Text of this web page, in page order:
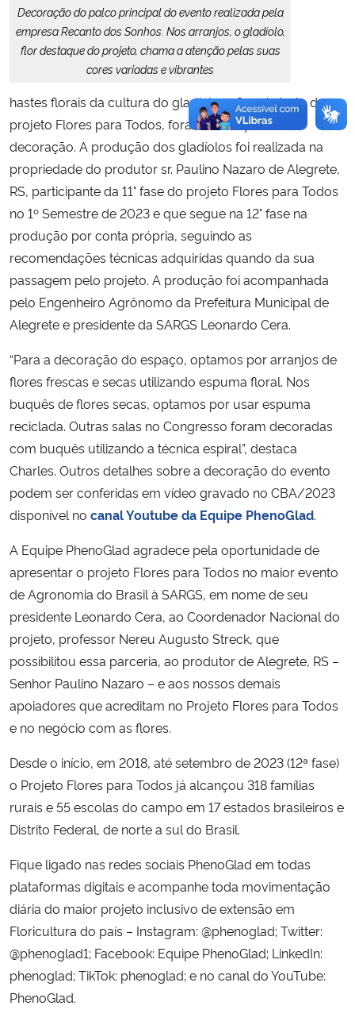
Decoração do palco principal do evento realizada pela
empresa Recanto dos Sonhos. Nos arranjos, o gladíolo,
flor destaque do projeto, chama a atenção pelas suas
cores variadas e vibrantes
hastes florais da cultura do gladíolo, a flor símbolo do
projeto Flores para Todos, foram destaque na
decoração. A produção dos gladíolos foi realizada na
propriedade do produtor sr. Paulino Nazaro de Alegrete,
RS, participante da 11° fase do projeto Flores para Todos
no 1º Semestre de 2023 e que segue na 12° fase na
produção por conta própria, seguindo as
recomendações técnicas adquiridas quando da sua
passagem pelo projeto. A produção foi acompanhada
pelo Engenheiro Agrônomo da Prefeitura Municipal de
Alegrete e presidente da SARGS Leonardo Cera.
“Para a decoração do espaço, optamos por arranjos de
flores frescas e secas utilizando espuma floral. Nos
buquês de flores secas, optamos por usar espuma
reciclada. Outras salas no Congresso foram decoradas
com buquês utilizando a técnica espiral”, destaca
Charles. Outros detalhes sobre a decoração do evento
podem ser conferidas em vídeo gravado no CBA/2023
disponível no canal Youtube da Equipe PhenoGlad.
A Equipe PhenoGlad agradece pela oportunidade de
apresentar o projeto Flores para Todos no maior evento
de Agronomia do Brasil à SARGS, em nome de seu
presidente Leonardo Cera, ao Coordenador Nacional do
projeto, professor Nereu Augusto Streck, que
possibilitou essa parceria, ao produtor de Alegrete, RS –
Senhor Paulino Nazaro – e aos nossos demais
apoiadores que acreditam no Projeto Flores para Todos
e no negócio com as flores.
Desde o início, em 2018, até setembro de 2023 (12ª fase)
o Projeto Flores para Todos já alcançou 318 famílias
rurais e 55 escolas do campo em 17 estados brasileiros e
Distrito Federal, de norte a sul do Brasil.
Fique ligado nas redes sociais PhenoGlad em todas
plataformas digitais e acompanhe toda movimentação
diária do maior projeto inclusivo de extensão em
Floricultura do país – Instagram: @phenoglad; Twitter:
@phenoglad1; Facebook: Equipe PhenoGlad; LinkedIn:
phenoglad; TikTok: phenoglad; e no canal do YouTube:
PhenoGlad.